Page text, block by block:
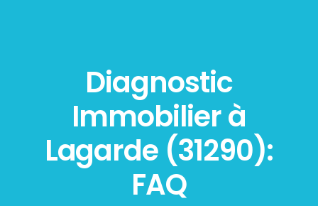
Diagnostic
Immobilier à
Lagarde (31290):
FAQ